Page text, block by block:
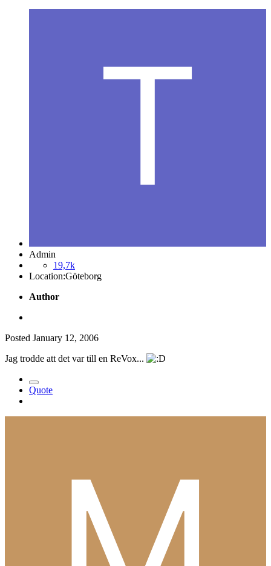
Admin
19,7k
Location:Göteborg
Author
Posted January 12, 2006
Jag trodde att det var till en ReVox...
Quote